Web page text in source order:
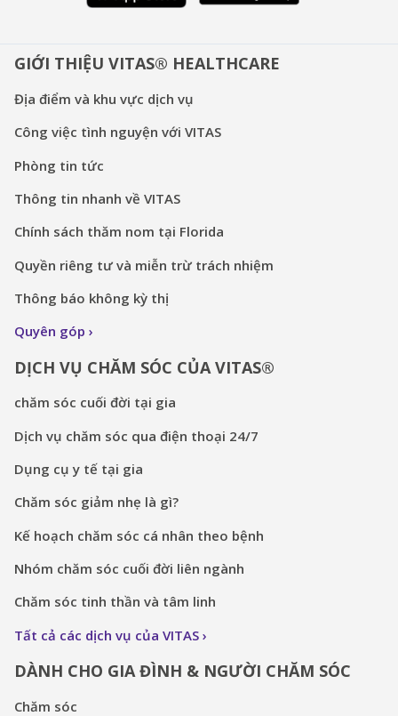
GIỚI THIỆU VITAS® HEALTHCARE
Địa điểm và khu vực dịch vụ
Công việc tình nguyện với VITAS
Phòng tin tức
Thông tin nhanh về VITAS
Chính sách thăm nom tại Florida
Quyền riêng tư và miễn trừ trách nhiệm
Thông báo không kỳ thị
Quyên góp
DỊCH VỤ CHĂM SÓC CỦA VITAS®
chăm sóc cuối đời tại gia
Dịch vụ chăm sóc qua điện thoại 24/7
Dụng cụ y tế tại gia
Chăm sóc giảm nhẹ là gì?
Kế hoạch chăm sóc cá nhân theo bệnh
Nhóm chăm sóc cuối đời liên ngành
Chăm sóc tinh thần và tâm linh
Tất cả các dịch vụ của VITAS
DÀNH CHO GIA ĐÌNH & NGƯỜI CHĂM SÓC
Chăm sóc